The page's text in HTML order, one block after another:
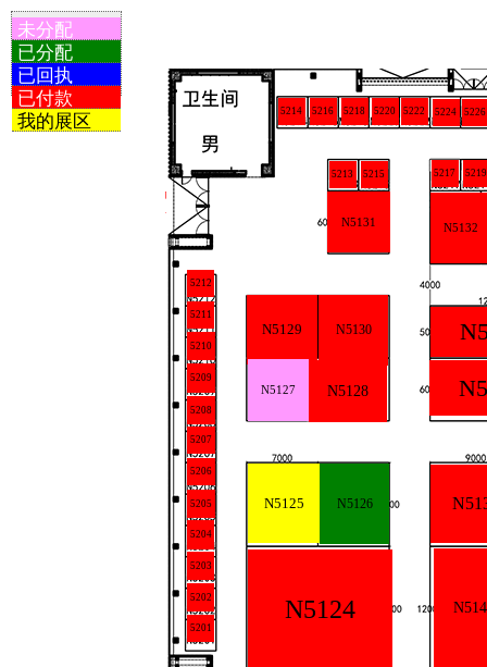
未分配
已分配
已回执
已付款
我的展区
N5129 N5130
N5125 N5126
N5124
5201
5202
5203
5204
5205
5206
5207
5208
5209
5210
5211
5212
N5131 N5132
5213
5214
5215
5216
5217
5218
5219
5220 5222 5224 5226
N5127 N5128